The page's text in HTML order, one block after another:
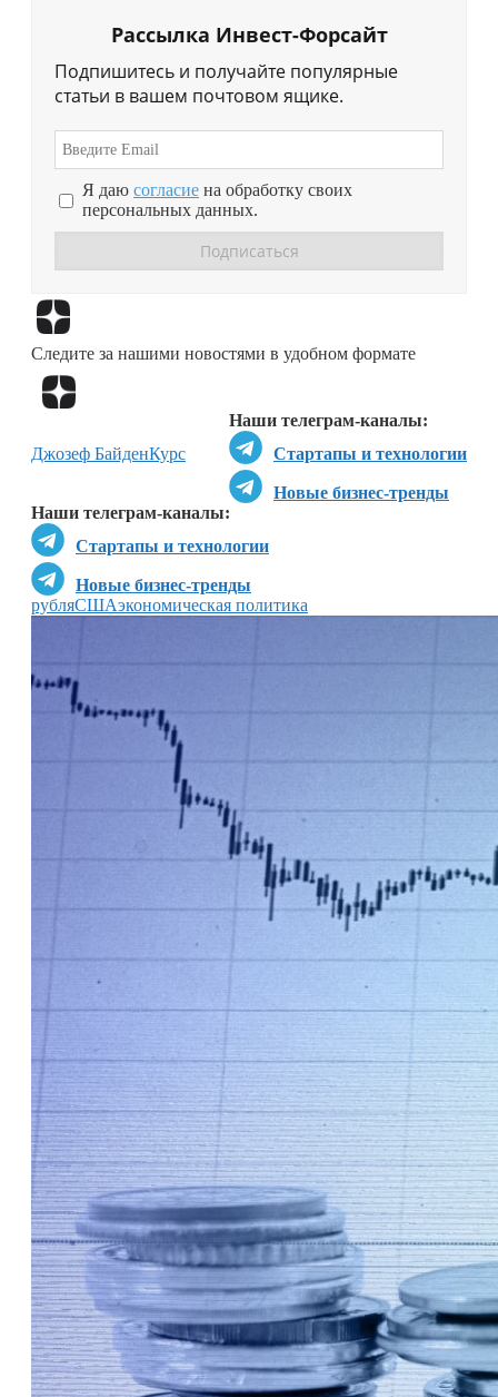
Рассылка Инвест-Форсайт
Подпишитесь и получайте популярные
статьи в вашем почтовом ящике.
Я даю согласие на обработку своих
персональных данных.
Следите за нашими новостями в удобном формате
Наши телеграм-каналы:
Стартапы и технологии
Новые бизнес-тренды
Наши телеграм-каналы:
Стартапы и технологии
Новые бизнес-тренды
Джозеф БайденКурс
рубляСШАэкономическая политика